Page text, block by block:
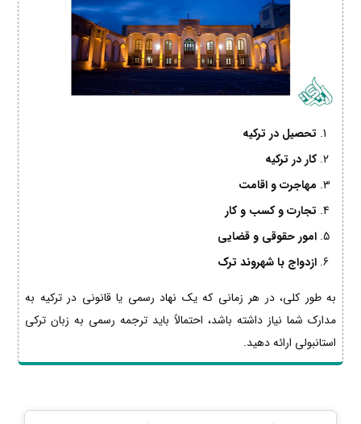
تحصیل در ترکیه
کار در ترکیه
مهاجرت و اقامت
تجارت و کسب و کار
امور حقوقی و قضایی
ازدواج با شهروند ترک
به طور کلی، در هر زمانی که یک نهاد رسمی یا قانونی در ترکیه به
مدارک شما نیاز داشته باشد، احتمالاً باید ترجمه رسمی به زبان ترکی
استانبولی ارائه دهید.